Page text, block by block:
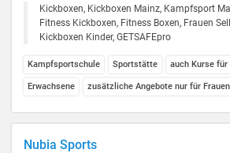
Kickboxen, Kickboxen Mainz, Kampfsport
Fitness Kickboxen, Fitness Boxen, Frauen
Kickboxen Kinder, GETSAFEpro
Kampfsportschule Sportstätte auch Kurse
Erwachsene zusätzliche Angebote nur für Frauen
Nubia Sports